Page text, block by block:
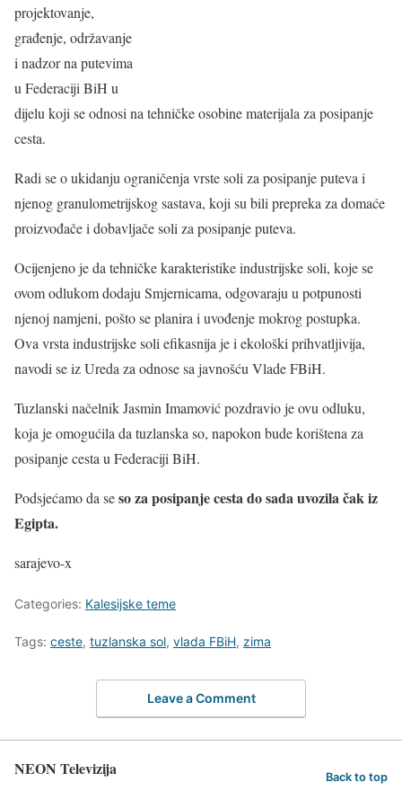
projektovanje,
građenje, održavanje
i nadzor na putevima
u Federaciji BiH u
dijelu koji se odnosi na tehničke osobine materijala za posipanje
cesta.
Radi se o ukidanju ograničenja vrste soli za posipanje puteva i
njenog granulometrijskog sastava, koji su bili prepreka za domaće
proizvođače i dobavljače soli za posipanje puteva.
Ocijenjeno je da tehničke karakteristike industrijske soli, koje se
ovom odlukom dodaju Smjernicama, odgovaraju u potpunosti
njenoj namjeni, pošto se planira i uvođenje mokrog postupka.
Ova vrsta industrijske soli efikasnija je i ekološki prihvatljivija,
navodi se iz Ureda za odnose sa javnošću Vlade FBiH.
Tuzlanski načelnik Jasmin Imamović pozdravio je ovu odluku,
koja je omogućila da tuzlanska so, napokon bude korištena za
posipanje cesta u Federaciji BiH.
Podsjećamo da seso za posipanje cesta do sada uvozila čak iz
Egipta.
sarajevo-x
Categories: Kalesijske teme
Tags: ceste, tuzlanska sol, vlada FBiH, zima
Leave a Comment
NEON Televizija Back to top